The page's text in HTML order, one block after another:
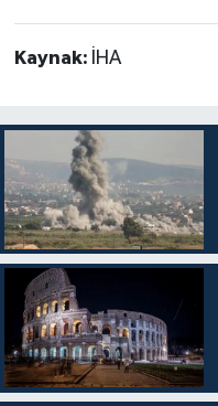
Kaynak: İHA